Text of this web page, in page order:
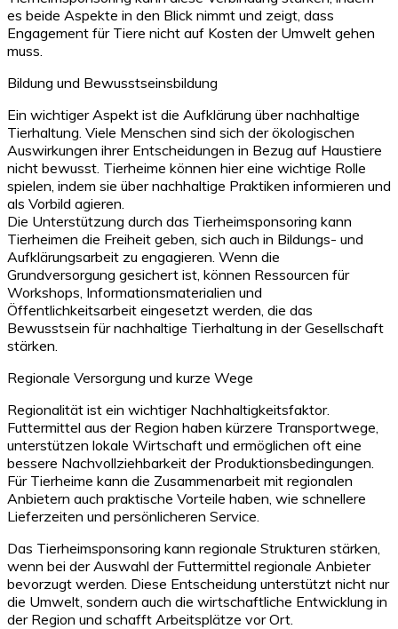
es beide Aspekte in den Blick nimmt und zeigt, dass
Engagement für Tiere nicht auf Kosten der Umwelt gehen
muss.
Bildung und Bewusstseinsbildung
Ein wichtiger Aspekt ist die Aufklärung über nachhaltige
Tierhaltung. Viele Menschen sind sich der ökologischen
Auswirkungen ihrer Entscheidungen in Bezug auf Haustiere
nicht bewusst. Tierheime können hier eine wichtige Rolle
spielen, indem sie über nachhaltige Praktiken informieren und
als Vorbild agieren.
Die Unterstützung durch das Tierheimsponsoring kann
Tierheimen die Freiheit geben, sich auch in Bildungs- und
Aufklärungsarbeit zu engagieren. Wenn die
Grundversorgung gesichert ist, können Ressourcen für
Workshops, Informationsmaterialien und
Öffentlichkeitsarbeit eingesetzt werden, die das
Bewusstsein für nachhaltige Tierhaltung in der Gesellschaft
stärken.
Regionale Versorgung und kurze Wege
Regionalität ist ein wichtiger Nachhaltigkeitsfaktor.
Futtermittel aus der Region haben kürzere Transportwege,
unterstützen lokale Wirtschaft und ermöglichen oft eine
bessere Nachvollziehbarkeit der Produktionsbedingungen.
Für Tierheime kann die Zusammenarbeit mit regionalen
Anbietern auch praktische Vorteile haben, wie schnellere
Lieferzeiten und persönlicheren Service.
Das Tierheimsponsoring kann regionale Strukturen stärken,
wenn bei der Auswahl der Futtermittel regionale Anbieter
bevorzugt werden. Diese Entscheidung unterstützt nicht nur
die Umwelt, sondern auch die wirtschaftliche Entwicklung in
der Region und schafft Arbeitsplätze vor Ort.